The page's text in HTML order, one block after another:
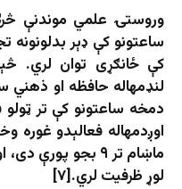
ساعتونو کې ډېر
کې ځانګړی توان لري.
لنډمهاله حافظه او
دمخه ساعتونو کې تر
ماښام تر ۹ بجو
لوړ ظرفیت لري.[۷]